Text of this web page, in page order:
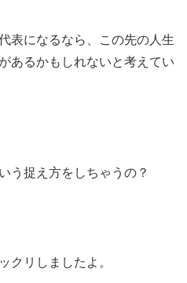
表になるなら、この先の人生
あるかもしれないと考えてい
う捉え方をしちゃうの？
クリしましたよ。